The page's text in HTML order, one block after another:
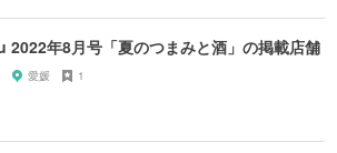
2022年8月号「夏のつまみと酒」の掲載店舗
愛媛 1